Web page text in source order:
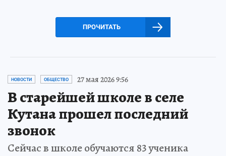
ПРОЧИТАТЬ
НОВОСТИ ОБЩЕСТВО 27 мая 2026 9:56
В старейшей школе в селе
Кутана прошел последний
звонок
Сейчас в школе обучаются 83 ученика